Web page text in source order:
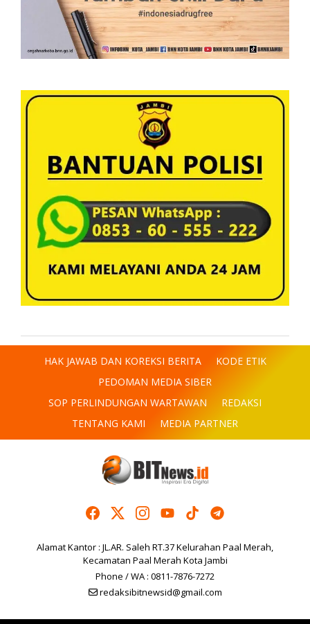
HAK JAWAB DAN KOREKSI BERITA
KODE ETIK
PEDOMAN MEDIA SIBER
SOP PERLINDUNGAN WARTAWAN
REDAKSI
TENTANG KAMI
MEDIA PARTNER
Alamat Kantor : JL.AR. Saleh RT.37 Kelurahan Paal Merah,
Kecamatan Paal Merah Kota Jambi
Phone / WA : 0811-7876-7272
redaksibitnewsid@gmail.com